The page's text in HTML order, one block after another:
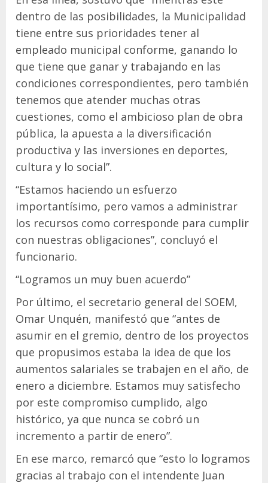
dentro de las posibilidades, la Municipalidad
tiene entre sus prioridades tener al
empleado municipal conforme, ganando lo
que tiene que ganar y trabajando en las
condiciones correspondientes, pero también
tenemos que atender muchas otras
cuestiones, como el ambicioso plan de obra
pública, la apuesta a la diversificación
productiva y las inversiones en deportes,
cultura y lo social”.
“Estamos haciendo un esfuerzo
importantísimo, pero vamos a administrar
los recursos como corresponde para cumplir
con nuestras obligaciones”, concluyó el
funcionario.
“Logramos un muy buen acuerdo”
Por último, el secretario general del SOEM,
Omar Unquén, manifestó que “antes de
asumir en el gremio, dentro de los proyectos
que propusimos estaba la idea de que los
aumentos salariales se trabajen en el año, de
enero a diciembre. Estamos muy satisfecho
por este compromiso cumplido, algo
histórico, ya que nunca se cobró un
incremento a partir de enero”.
En ese marco, remarcó que “esto lo logramos
gracias al trabajo con el intendente Juan